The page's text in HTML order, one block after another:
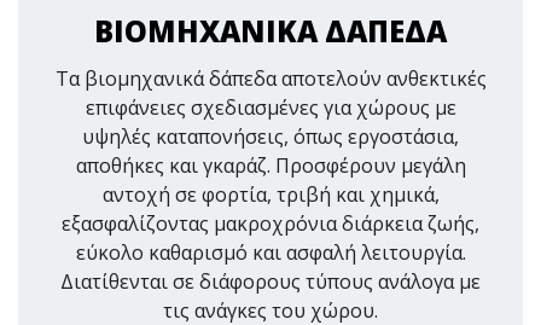
ΒΙΟΜΗΧΑΝΙΚΑ ΔΑΠΕΔΑ
Τα βιομηχανικά δάπεδα αποτελούν ανθεκτικές
επιφάνειες σχεδιασμένες για χώρους με
υψηλές καταπονήσεις, όπως εργοστάσια,
αποθήκες και γκαράζ. Προσφέρουν μεγάλη
αντοχή σε φορτία, τριβή και χημικά,
εξασφαλίζοντας μακροχρόνια διάρκεια ζωής,
εύκολο καθαρισμό και ασφαλή λειτουργία.
Διατίθενται σε διάφορους τύπους ανάλογα με
τις ανάγκες του χώρου.